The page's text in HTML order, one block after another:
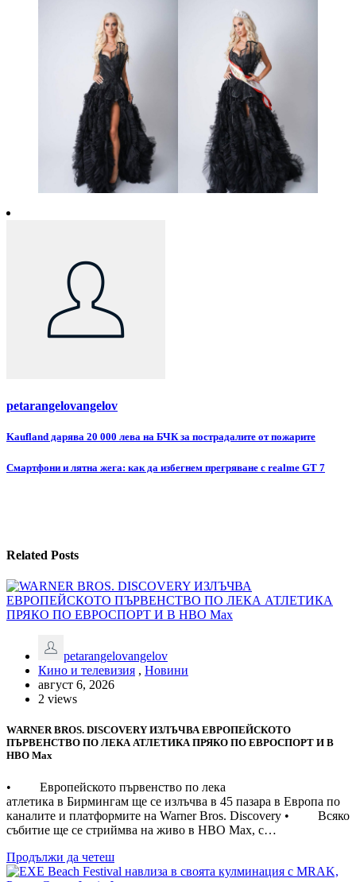
petarangelovangelov
Навигация
Kaufland дарява 20 000 лева на БЧК за пострадалите от пожарите
Смартфони и лятна жега: как да избегнем прегряване с realme GT 7
Related Posts
petarangelovangelov
Кино и телевизия , Новини
август 6, 2026
2 views
WARNER BROS. DISCOVERY ИЗЛЪЧВА ЕВРОПЕЙСКОТО
ПЪРВЕНСТВО ПО ЛЕКА АТЛЕТИКА ПРЯКО ПО ЕВРОСПОРТ И В
НВО Мах
• Европейското първенство по лека
атлетика в Бирмингам ще се излъчва в 45 пазара в Европа по
каналите и платформите на Warner Bros. Discovery • Всяко
събитие ще се стриймва на живо в HBO Max, с…
Продължи да четеш